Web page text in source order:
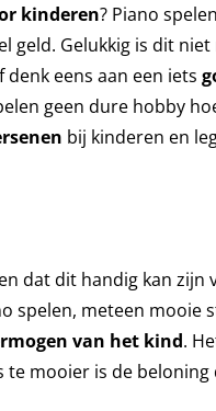
kinderen? Piano
Gelukkig is dit
eens aan een iets
geen dure hobby
bij kinderen en
dat dit handig kan zijn
spelen, meteen mooie
van het kind.
mooier is de